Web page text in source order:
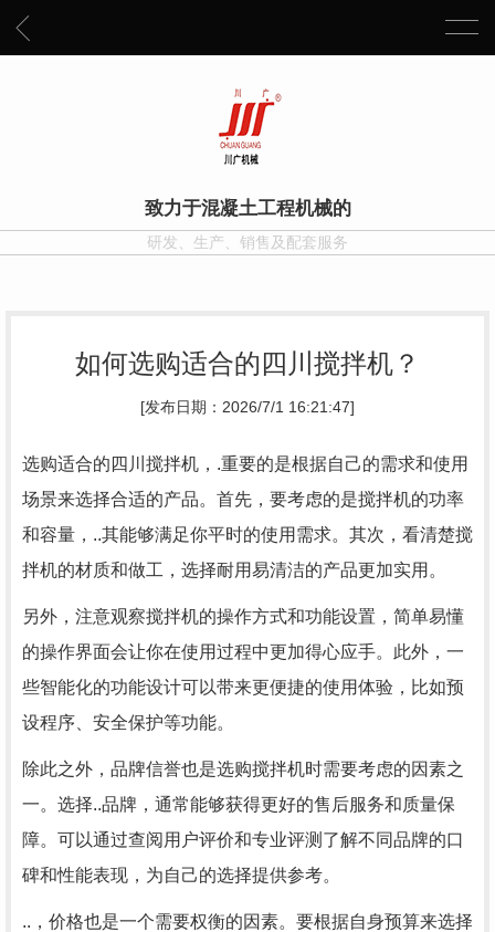
致力于混凝土工程机械的
研发、生产、销售及配套服务
如何选购适合的四川搅拌机？
[发布日期：2026/7/1 16:21:47]
选购适合的四川搅拌机，.重要的是根据自己的需求和使用
场景来选择合适的产品。首先，要考虑的是搅拌机的功率
和容量，..其能够满足你平时的使用需求。其次，看清楚搅
拌机的材质和做工，选择耐用易清洁的产品更加实用。
另外，注意观察搅拌机的操作方式和功能设置，简单易懂
的操作界面会让你在使用过程中更加得心应手。此外，一
些智能化的功能设计可以带来更便捷的使用体验，比如预
设程序、安全保护等功能。
除此之外，品牌信誉也是选购搅拌机时需要考虑的因素之
一。选择..品牌，通常能够获得更好的售后服务和质量保
障。可以通过查阅用户评价和专业评测了解不同品牌的口
碑和性能表现，为自己的选择提供参考。
..，价格也是一个需要权衡的因素。要根据自身预算来选择